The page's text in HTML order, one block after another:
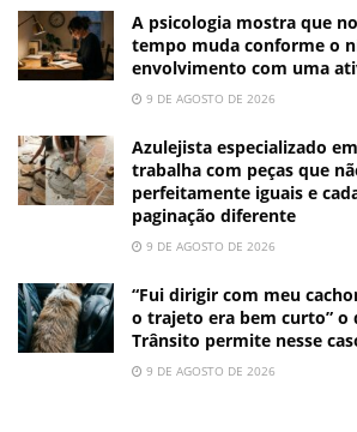
A psicologia mostra que
tempo muda conforme o
envolvimento com uma
9 DE AGOSTO DE 2026
Azulejista especializado
trabalha com peças que
perfeitamente iguais e
paginação diferente
9 DE AGOSTO DE 2026
“Fui dirigir com meu
o trajeto era bem curto” o
Trânsito permite nesse
9 DE AGOSTO DE 2026